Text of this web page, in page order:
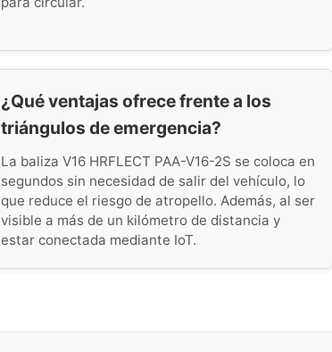
¿Qué ventajas ofrece frente a los
triángulos de emergencia?
La baliza V16 HRFLECT PAA-V16-2S se coloca en
segundos sin necesidad de salir del vehículo, lo
que reduce el riesgo de atropello. Además, al ser
visible a más de un kilómetro de distancia y
estar conectada mediante IoT.